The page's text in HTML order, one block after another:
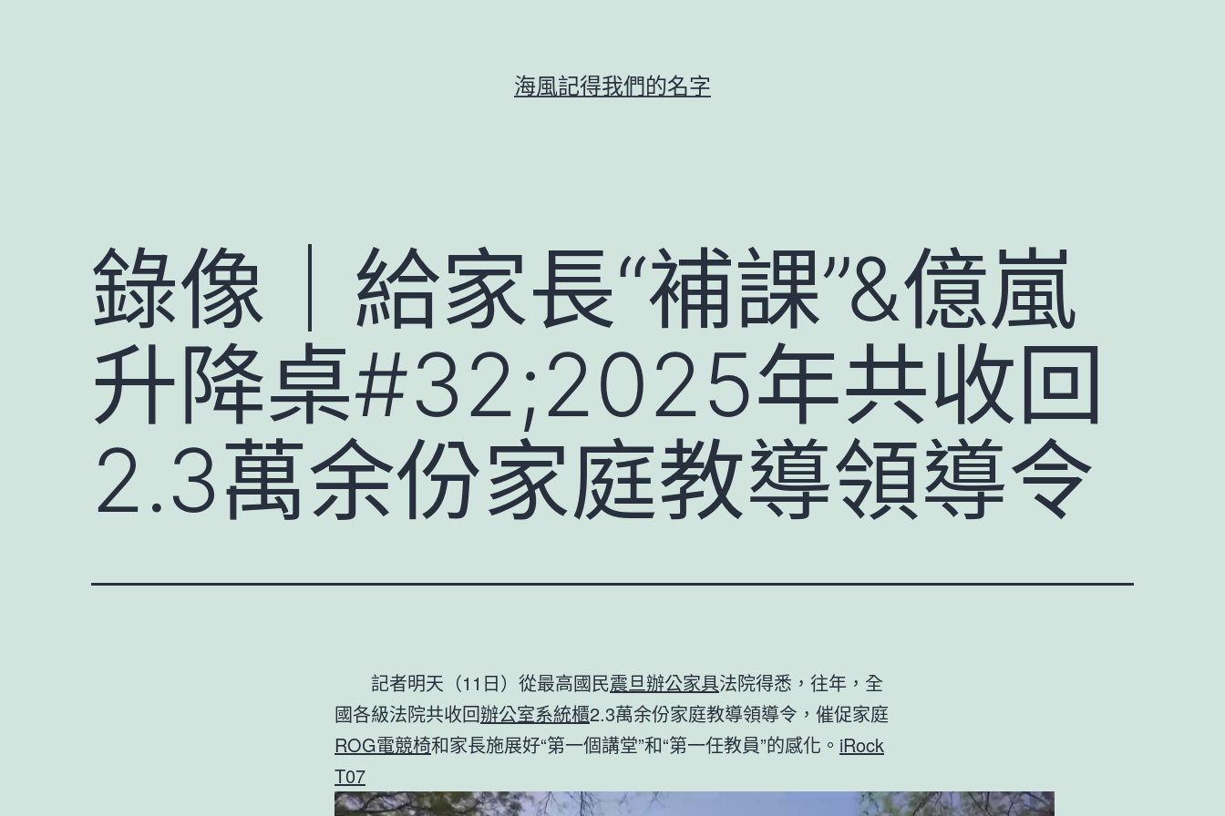
海風記得我們的名字
錄像｜給家長“補課”&億嵐
升降桌#32;2025年共收回
2.3萬余份家庭教導領導令
記者明天（11日）從最高國民震旦辦公家具法院得悉，往年，全
國各級法院共收回辦公室系統櫃2.3萬余份家庭教導領導令，催促家庭
ROG電競椅和家長施展好“第一個講堂”和“第一任教員”的感化。 iRock
T07